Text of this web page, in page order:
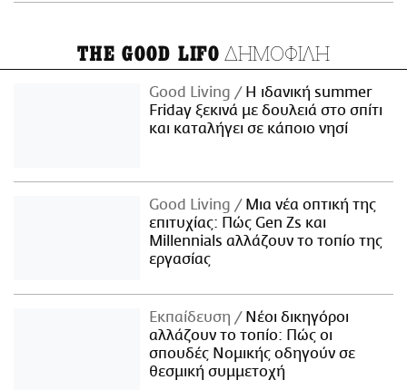
THE GOOD LIFO ΔΗΜΟΦΙΛΗ
Good Living
Η ιδανική summer
Friday ξεκινά με δουλειά στο σπίτι
και καταλήγει σε κάποιο νησί
Good Living
Μια νέα οπτική της
επιτυχίας: Πώς Gen Zs και
Millennials αλλάζουν το τοπίο της
εργασίας
Εκπαίδευση
Νέοι δικηγόροι
αλλάζουν το τοπίο: Πώς οι
σπουδές Νομικής οδηγούν σε
θεσμική συμμετοχή